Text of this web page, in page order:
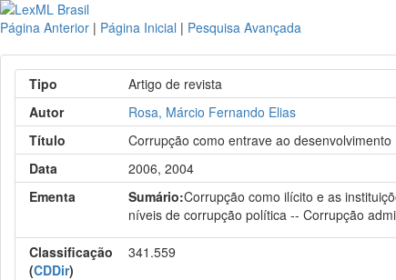
Página Anterior | Página Inicial | Pesquisa Avançada
Tipo
Artigo de revista
Autor
Rosa, Márcio Fernando Elias
Título
Corrupção como entrave ao desenvolvimento
Data
2006, 2004
Ementa
Sumário:Corrupção como ilícito e as
níveis de corrupção política -- Corrupção
Classificação
(CDDir)
341.559